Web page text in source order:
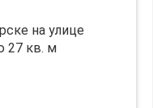
на улице
27 кв. м